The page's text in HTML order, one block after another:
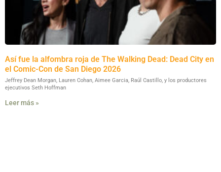
Así fue la alfombra roja de The Walking Dead: Dead City en
el Comic-Con de San Diego 2026
Jeffrey Dean Morgan, Lauren Cohan, Aimee Garcia, Raúl Castillo, y los productores
ejecutivos Seth Hoffman
Leer más »